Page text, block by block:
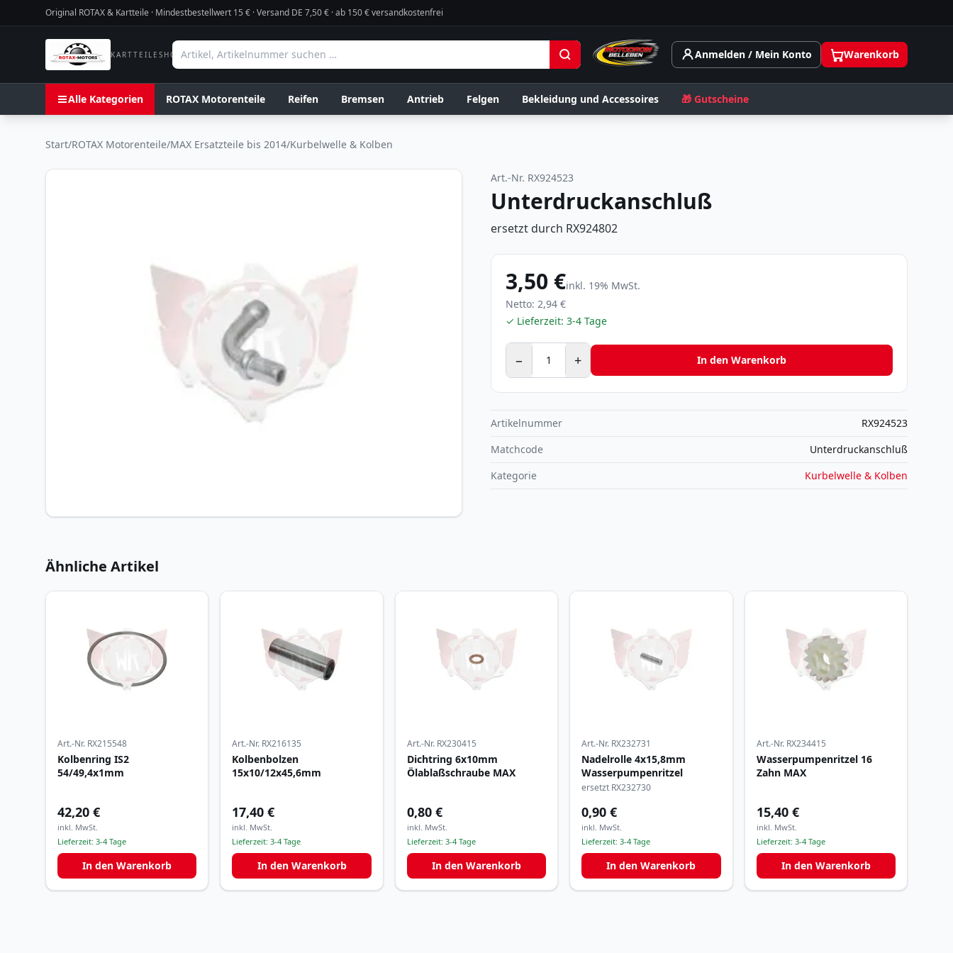
Original ROTAX & Kartteile · Mindestbestellwert 15 € · Versand DE 7,50 € · ab 150 € versandkostenfrei
KARTTEILESHOP Anmelden / Mein Konto Warenkorb
Alle Kategorien ROTAX Motorenteile Reifen Bremsen Antrieb Felgen Bekleidung und Accessoires 🎁 Gutscheine
Start/ROTAX Motorenteile/MAX Ersatzteile bis 2014/Kurbelwelle & Kolben
Art.-Nr. RX924523
Unterdruckanschluß
ersetzt durch RX924802
3,50 €inkl. 19% MwSt.
Netto: 2,94 €
✓ Lieferzeit: 3-4 Tage
− + In den Warenkorb
Artikelnummer
RX924523
Matchcode
Unterdruckanschluß
Kategorie
Kurbelwelle & Kolben
Ähnliche Artikel
Art.-Nr. RX215548
Kolbenring IS2
54/49,4x1mm
42,20 €
inkl. MwSt.
Lieferzeit: 3-4 Tage
In den Warenkorb
Art.-Nr. RX216135
Kolbenbolzen
15x10/12x45,6mm
17,40 €
inkl. MwSt.
Lieferzeit:3-4 Tage
In den Warenkorb
Art.-Nr. RX230415
Dichtring 6x10mm
Ölablaßschraube MAX
0,80 €
inkl. MwSt.
Lieferzeit: 3-4 Tage
In den Warenkorb
Art.-Nr. RX232731
Nadelrolle 4x15,8mm
Wasserpumpenritzel
ersetzt RX232730
0,90 €
inkl. MwSt.
Lieferzeit:3-4 Tage
In den Warenkorb
Art.-Nr. RX234415
Wasserpumpenritzel 16
Zahn MAX
15,40 €
inkl. MwSt.
Lieferzeit: 3-4 Tage
In den Warenkorb